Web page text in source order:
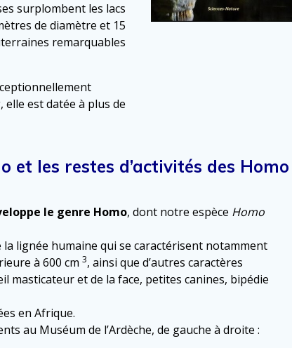
surplombent les lacs
de diamètre et 15
remarquables
est datée à plus de
et les restes d’activités des
le genre Homo, dont notre espèce Homo
lignée humaine qui se caractérisent notamment
à 600 cm 3, ainsi que d’autres caractères
masticateur et de la face, petites canines, bipédie
en Afrique.
au Muséum de l’Ardèche, de gauche à droite :